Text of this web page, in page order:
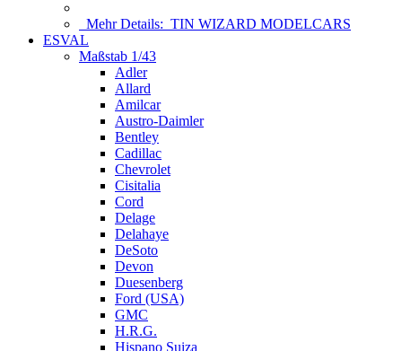
Mehr Details: TIN WIZARD MODELCARS
ESVAL
Maßstab 1/43
Adler
Allard
Amilcar
Austro-Daimler
Bentley
Cadillac
Chevrolet
Cisitalia
Cord
Delage
Delahaye
DeSoto
Devon
Duesenberg
Ford (USA)
GMC
H.R.G.
Hispano Suiza